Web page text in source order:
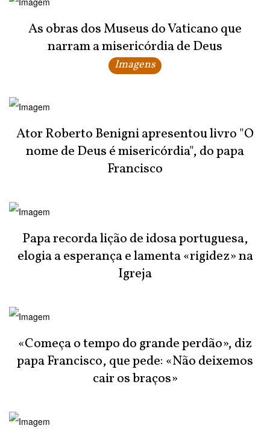
As obras dos Museus do Vaticano que
narram a misericórdia de Deus
Imagens
Ator Roberto Benigni apresentou livro "O
nome de Deus é misericórdia", do papa
Francisco
Papa recorda lição de idosa portuguesa,
elogia a esperança e lamenta «rigidez» na
Igreja
«Começa o tempo do grande perdão», diz
papa Francisco, que pede: «Não deixemos
cair os braços»